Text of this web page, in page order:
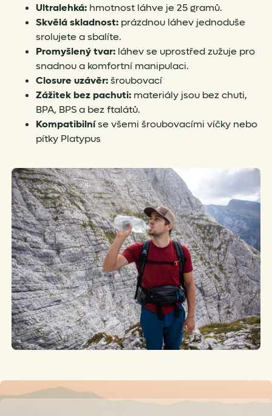
Ultralehká:hmotnost láhve je 25 gramů.
Skvělá skladnost:prázdnou láhev jednoduše
srolujete a sbalíte.
Promyšlený tvar:láhev se uprostřed zužuje pro
snadnou a komfortní manipulaci.
Closure uzávěr:šroubovací
Zážitek bez pachuti:materiály jsou bez chuti,
BPA, BPS a bez ftalátů.
Kompatibilníse všemi šroubovacími víčky nebo
pítky Platypus